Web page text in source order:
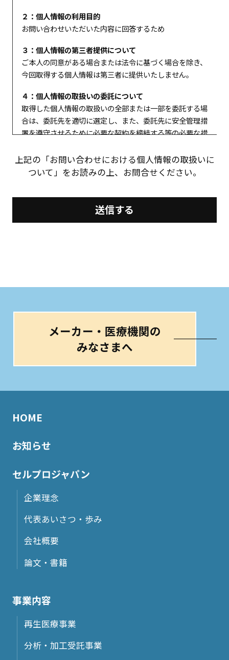
２：個人情報の利用目的
お問い合わせいただいた内容に回答するため
３：個人情報の第三者提供について
ご本人の同意がある場合または法令に基づく場合を除き、
今回取得する個人情報は第三者に提供いたしません。
４：個人情報の取扱いの委託について
取得した個人情報の取扱いの全部または一部を委託する場
合は、委託先を適切に選定し、また、委託先に安全管理措
置を遵守させるために必要な契約を締結する等の必要な措
５：個人情報を提供いただけない場合に生じる得ること
個人情報を与えることは任意です。個人情報に関する情報
回答できない可能性があります。
６：開示対象個人情報の開示等および問い合わせ窓口につ
開示等という)に応じます。
関する苦情、相談等の問合せ先」を参照してください。
７：本人が容易に認識できない方法による個人情報の取得
クッキー等を用いるなどして、本人が容易に認識できない
方法による個人情報の取得は行っておりません。
取得した個人情報については、漏洩、減失または毀損の防
切な措置を講じます。
削除致します。
当社ホームページの個人情報保護方針をご覧下さい。
１０：当社の個人情報の取扱いに関する苦情、相談等の問
窓口の名称：個人情報問合せ窓口/苦情相談窓口
住所：〒251-0012 神奈川県藤沢市村岡東2-26-1 湘南ア
電話：0466-27-4134 受付時間9:00~17:00（土・日・祝
上記の「お問い合わせにおける個人情報の取扱いに
ついて」をお読みの上、お問合せください。
メーカー・医療機関の
みなさまへ
HOME
お知らせ
セルプロジャパン
企業理念
代表あいさつ・歩み
会社概要
論文・書籍
事業内容
再生医療事業
分析・加工受託事業